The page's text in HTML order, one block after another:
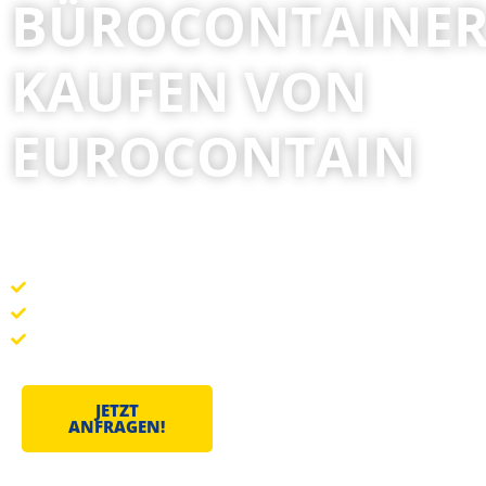
BÜROCONTAINER
KAUFEN VON
EUROCONTAIN
JETZT
ANFRAGEN!